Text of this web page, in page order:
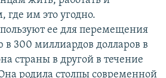
где им это угодно.
ее для перемещения
в 300 миллиардов долларов в
страны в другой в течение
родила столпы современной